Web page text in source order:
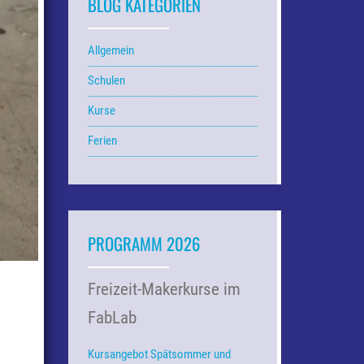
Allgemein
Schulen
Kurse
Ferien
PROGRAMM 2026
Freizeit-Makerkurse im
FabLab
Kursangebot Spätsommer und